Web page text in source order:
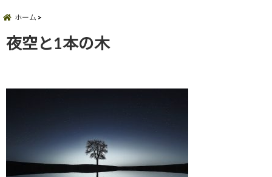
ホーム
夜空と1本の木